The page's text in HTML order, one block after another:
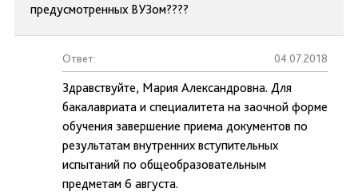
предусмотренных ВУЗом????
Ответ: 04.07.2018
Здравствуйте, Мария Александровна. Для
бакалавриата и специалитета на заочной форме
обучения завершение приема документов по
результатам внутренних вступительных
испытаний по общеобразовательным
предметам 6 августа.